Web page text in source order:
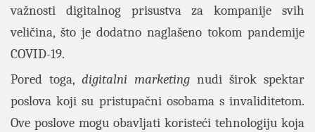
važnosti digitalnog prisustva za kompanije svih
veličina, što je dodatno naglašeno tokom pandemije
COVID-19.
Pored toga, digitalni marketing nudi širok spektar
poslova koji su pristupačni osobama s invaliditetom.
Ove poslove mogu obavljati koristeći tehnologiju koja